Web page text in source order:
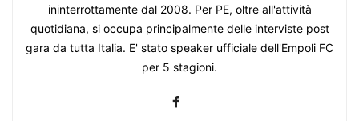
ininterrottamente dal 2008. Per PE, oltre all'attività
quotidiana, si occupa principalmente delle interviste post
gara da tutta Italia. E' stato speaker ufficiale dell'Empoli FC
per 5 stagioni.